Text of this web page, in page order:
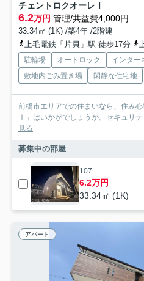
チェントロクオーレⅠ
6.2万円 管理/共益費4,000円
33.34㎡ (1K) /築4年 /2階建
上毛電鉄「片貝」駅 徒歩17分
駐輪場 オートロック インター
敷地内ごみ置き場
閑静な住宅地
前橋市エリアでの住まいなら、住み
Ⅰ」はいかがでしょうか。セキュリ
見る
募集中の部屋
107
6.2万円
33.34㎡ (1K)
アパート